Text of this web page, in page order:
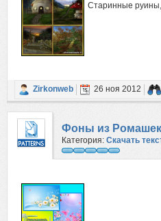
Старинные
Zirkonweb 26 ноя 2012
Фоны из
Категория: Скачать